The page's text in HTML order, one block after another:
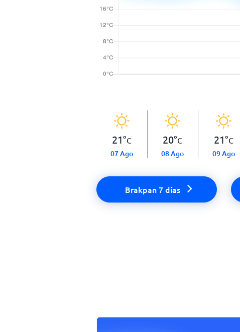
21°C
07 Ago
20°C
08 Ago
21°C
09 Ago
Brakpan 7 días